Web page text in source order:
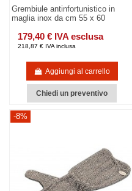
Grembiule antinfortunistico in
maglia inox da cm 55 x 60
179,40 € IVA esclusa
218,87 € IVA inclusa
Aggiungi al carrello
Chiedi un preventivo
-8%